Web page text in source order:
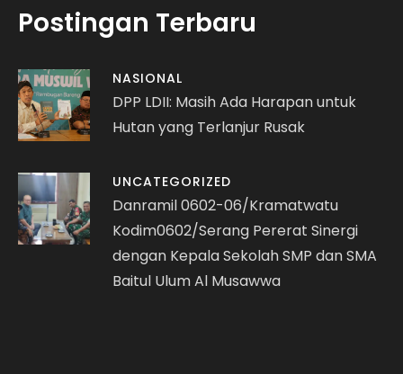
Postingan Terbaru
NASIONAL
DPP LDII: Masih Ada Harapan untuk
Hutan yang Terlanjur Rusak
UNCATEGORIZED
Danramil 0602-06/Kramatwatu
Kodim0602/Serang Pererat Sinergi
dengan Kepala Sekolah SMP dan SMA
Baitul Ulum Al Musawwa